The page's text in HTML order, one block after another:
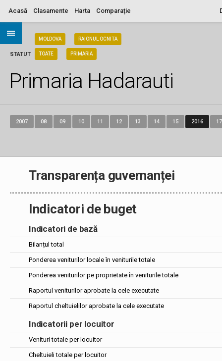
Acasă Clasamente Harta Comparație
STATUT
MOLDOVA RAIONUL OCNITA
TOATE PRIMARIA
Primaria Hadarauti
2007 08 09 10 11 12 13 14 15 2016 17
Transparența guvernanței
Indicatori de buget
Indicatori de bază
Bilanțul total
Ponderea veniturilor locale în veniturile totale
Ponderea veniturilor pe proprietate în veniturile totale
Raportul veniturilor aprobate la cele executate
Raportul cheltuielilor aprobate la cele executate
Indicatorii per locuitor
Venituri totale per locuitor
Cheltuieli totale per locuitor